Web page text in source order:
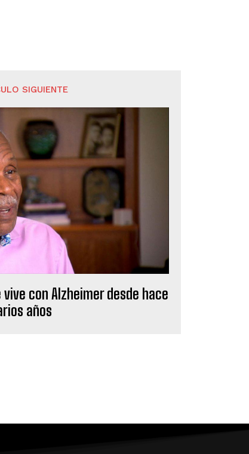
SIGUIENTE
vive con Alzheimer desde hace
años